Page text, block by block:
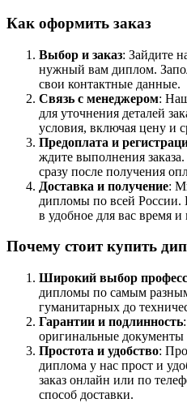
Как оформить заказ
Выбор и заказ: Зайдите
нужный вам диплом.
свои контактные данные.
Связь с менеджером:
для уточнения деталей
условия, включая цену и
Предоплата и
ждите выполнения
сразу после получения
Доставка и получение:
дипломы по всей
в удобное для вас время и
Почему стоит купить
Широкий выбор
дипломы по самым
гуманитарных до
Гарантии и подлинность
оригинальные документы
Простота и удобство:
диплома у нас прост и
заказ онлайн или по
способ доставки.